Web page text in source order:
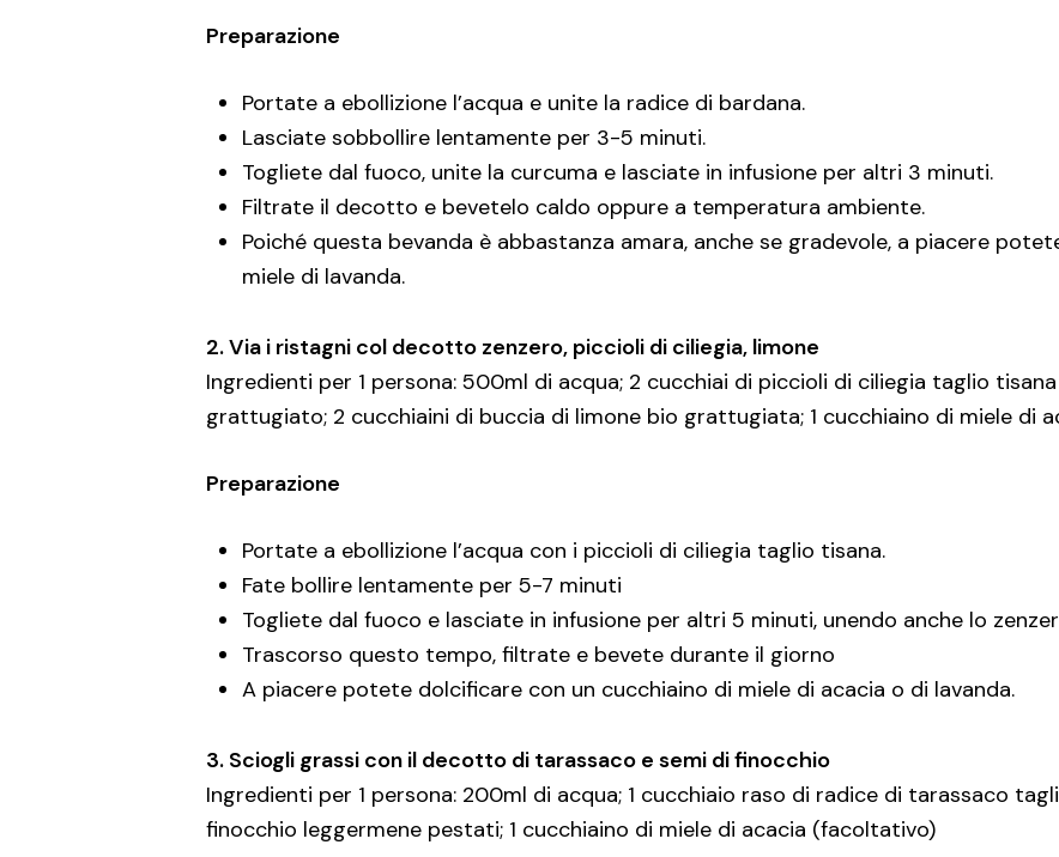
Preparazione
Portate a ebollizione l’acqua e unite la radice di bardana.
Lasciate sobbollire lentamente per 3-5 minuti.
Togliete dal fuoco, unite la curcuma e lasciate in infusione per altri 3 minuti.
Filtrate il decotto e bevetelo caldo oppure a temperatura ambiente.
Poiché questa bevanda è abbastanza amara, anche se gradevole, a piacere
miele di lavanda.
2. Via i ristagni col decotto zenzero, piccioli di ciliegia, limone
Ingredienti per 1 persona: 500ml di acqua; 2 cucchiai di piccioli di ciliegia taglio
grattugiato; 2 cucchiaini di buccia di limone bio grattugiata; 1 cucchiaino di miele di
Preparazione
Portate a ebollizione l’acqua con i piccioli di ciliegia taglio tisana.
Fate bollire lentamente per 5-7 minuti
Togliete dal fuoco e lasciate in infusione per altri 5 minuti, unendo anche lo
Trascorso questo tempo, filtrate e bevete durante il giorno
A piacere potete dolcificare con un cucchiaino di miele di acacia o di lavanda.
3. Sciogli grassi con il decotto di tarassaco e semi di finocchio
Ingredienti per 1 persona: 200ml di acqua; 1 cucchiaio raso di radice di tarassaco
finocchio leggermene pestati; 1 cucchiaino di miele di acacia (facoltativo)